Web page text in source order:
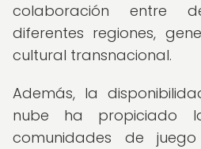
colaboración entre
diferentes regiones,
cultural transnacional.
Además, la
nube ha propiciado
comunidades de